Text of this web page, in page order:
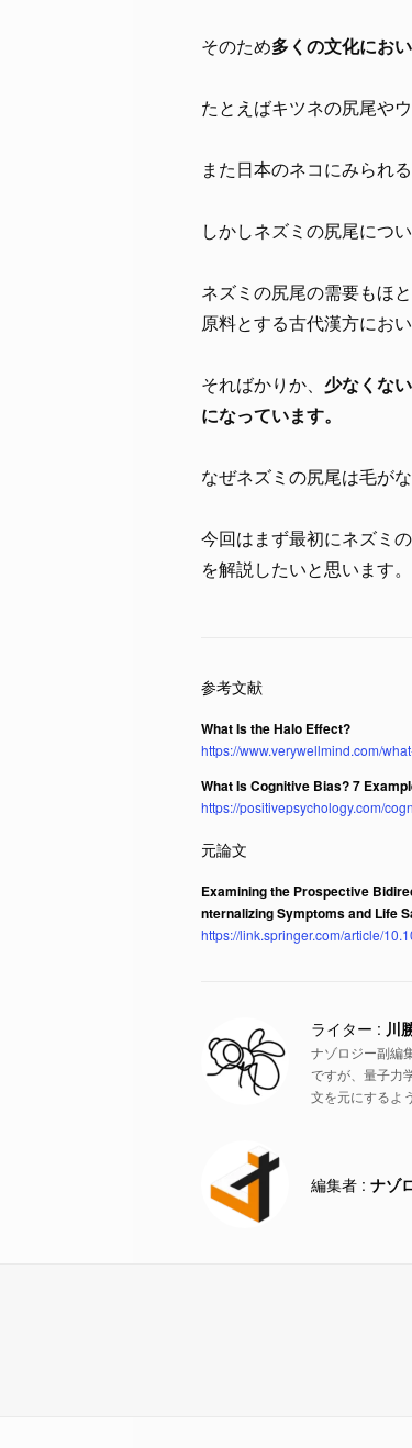
そのため多くの文化にお
たとえばキツネの尻尾や
また日本のネコにみられ
しかしネズミの尻尾につ
ネズミの尻尾の需要もほ
原料とする古代漢方にお
そればかりか、 少なくな
になっています。
なぜネズミの尻尾は毛が
今回はまず最初にネズミ
を解説したいと思います。
What Is the Halo Effect?
https://www.verywellmind.com/
What Is Cognitive Bias? 7
https://positivepsychology.com/
Examining the Prospective
nternalizing Symptoms and Life
https://link.springer.com/article/
川
ナゾロジー副編
ですが、量子力
文を元にするよ
ナゾ